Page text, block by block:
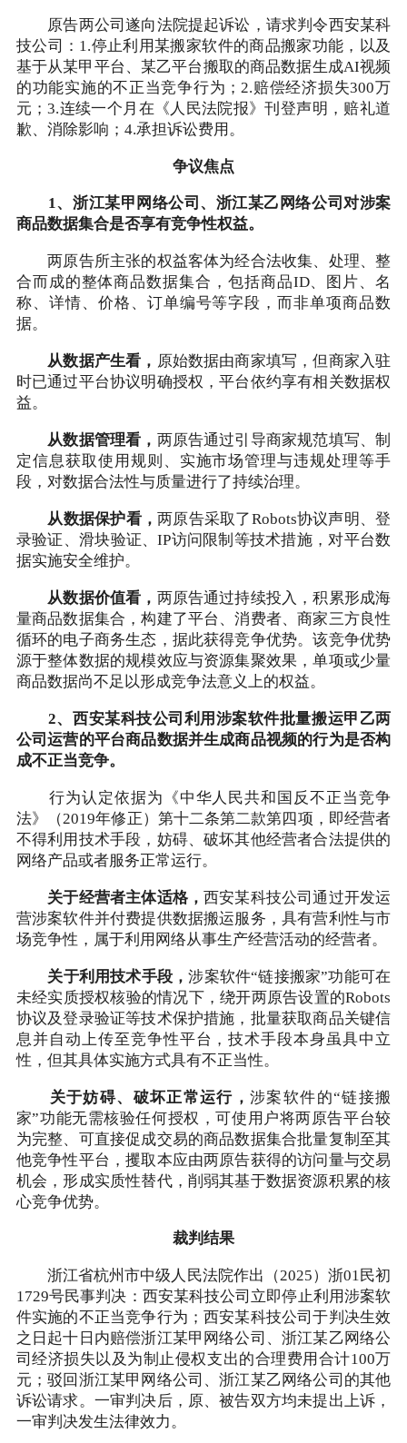
原告两公司遂向法院提起诉讼，请求判令西安某科
技公司：1.停止利用某搬家软件的商品搬家功能，以及
基于从某甲平台、某乙平台搬取的商品数据生成AI视频
的功能实施的不正当竞争行为；2.赔偿经济损失300万
元；3.连续一个月在《人民法院报》刊登声明，赔礼道
歉、消除影响；4.承担诉讼费用。
争议焦点
1、浙江某甲网络公司、浙江某乙网络公司对涉案
商品数据集合是否享有竞争性权益。
两原告所主张的权益客体为经合法收集、处理、整
合而成的整体商品数据集合，包括商品ID、图片、名
称、详情、价格、订单编号等字段，而非单项商品数
据。
从数据产生看， 原始数据由商家填写，但商家入驻
时已通过平台协议明确授权，平台依约享有相关数据权
益。
从数据管理看， 两原告通过引导商家规范填写、制
定信息获取使用规则、实施市场管理与违规处理等手
段，对数据合法性与质量进行了持续治理。
从数据保护看， 两原告采取了Robots协议声明、登
录验证、滑块验证、IP访问限制等技术措施，对平台数
据实施安全维护。
从数据价值看， 两原告通过持续投入，积累形成海
量商品数据集合，构建了平台、消费者、商家三方良性
循环的电子商务生态，据此获得竞争优势。该竞争优势
源于整体数据的规模效应与资源集聚效果，单项或少量
商品数据尚不足以形成竞争法意义上的权益。
2、西安某科技公司利用涉案软件批量搬运甲乙两
公司运营的平台商品数据并生成商品视频的行为是否构
成不正当竞争。
行为认定依据为《中华人民共和国反不正当竞争
法》（2019年修正）第十二条第二款第四项，即经营者
不得利用技术手段，妨碍、破坏其他经营者合法提供的
网络产品或者服务正常运行。
关于经营者主体适格， 西安某科技公司通过开发运
营涉案软件并付费提供数据搬运服务，具有营利性与市
场竞争性，属于利用网络从事生产经营活动的经营者。
关于利用技术手段，涉案软件“链接搬家”功能可在
未经实质授权核验的情况下，绕开两原告设置的Robots
协议及登录验证等技术保护措施，批量获取商品关键信
息并自动上传至竞争性平台，技术手段本身虽具中立
性，但其具体实施方式具有不正当性。
关于妨碍、破坏正常运行，涉案软件的“链接搬
家”功能无需核验任何授权，可使用户将两原告平台较
为完整、可直接促成交易的商品数据集合批量复制至其
他竞争性平台，攫取本应由两原告获得的访问量与交易
机会，形成实质性替代，削弱其基于数据资源积累的核
心竞争优势。
裁判结果
浙江省杭州市中级人民法院作出（2025）浙01民初
1729号民事判决：西安某科技公司立即停止利用涉案软
件实施的不正当竞争行为；西安某科技公司于判决生效
之日起十日内赔偿浙江某甲网络公司、浙江某乙网络公
司经济损失以及为制止侵权支出的合理费用合计100万
元；驳回浙江某甲网络公司、浙江某乙网络公司的其他
诉讼请求。一审判决后，原、被告双方均未提出上诉，
一审判决发生法律效力。